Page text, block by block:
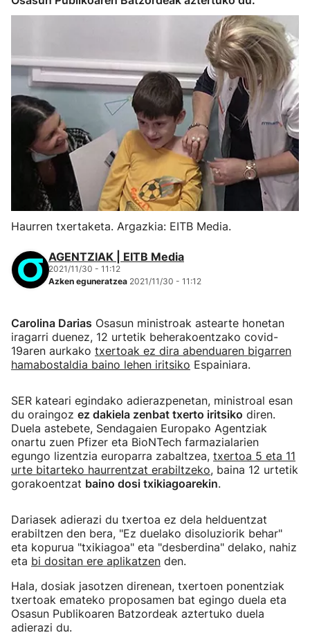
Haurren txertaketa. Argazkia: EITB Media.
AGENTZIAK | EITB Media
2021/11/30 - 11:12
Azken eguneratzea 2021/11/30 - 11:12
Carolina Darias Osasun ministroak astearte honetan
iragarri duenez, 12 urtetik beherakoentzako covid-
19aren aurkako txertoak ez dira abenduaren bigarren
hamabostaldia baino lehen iritsiko Espainiara.
SER kateari egindako adierazpenetan, ministroal esan
du oraingoz ez dakiela zenbat txerto iritsiko diren.
Duela astebete, Sendagaien Europako Agentziak
onartu zuen Pfizer eta BioNTech farmazialarien
egungo lizentzia europarra zabaltzea, txertoa 5 eta 11
urte bitarteko haurrentzat erabiltzeko, baina 12 urtetik
gorakoentzat baino dosi txikiagoarekin.
Dariasek adierazi du txertoa ez dela helduentzat
erabiltzen den bera, "Ez duelako disoluziorik behar"
eta kopurua "txikiagoa" eta "desberdina" delako, nahiz
eta bi dositan ere aplikatzen den.
Hala, dosiak jasotzen direnean, txertoen ponentziak
txertoak emateko proposamen bat egingo duela eta
Osasun Publikoaren Batzordeak aztertuko duela
adierazi du.